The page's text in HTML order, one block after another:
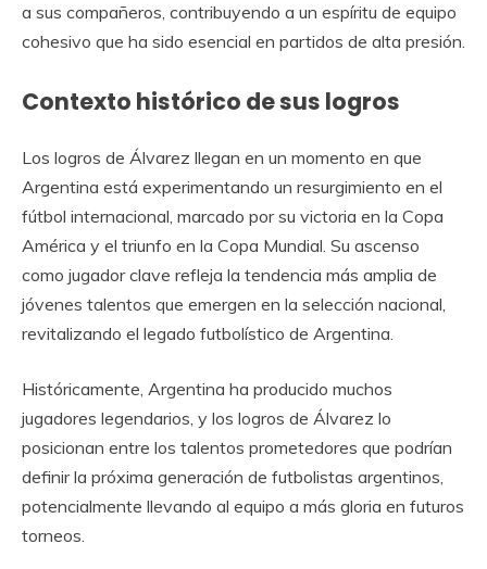
a sus compañeros, contribuyendo a un espíritu de equipo
cohesivo que ha sido esencial en partidos de alta presión.
Contexto histórico de sus logros
Los logros de Álvarez llegan en un momento en que
Argentina está experimentando un resurgimiento en el
fútbol internacional, marcado por su victoria en la Copa
América y el triunfo en la Copa Mundial. Su ascenso
como jugador clave refleja la tendencia más amplia de
jóvenes talentos que emergen en la selección nacional,
revitalizando el legado futbolístico de Argentina.
Históricamente, Argentina ha producido muchos
jugadores legendarios, y los logros de Álvarez lo
posicionan entre los talentos prometedores que podrían
definir la próxima generación de futbolistas argentinos,
potencialmente llevando al equipo a más gloria en futuros
torneos.